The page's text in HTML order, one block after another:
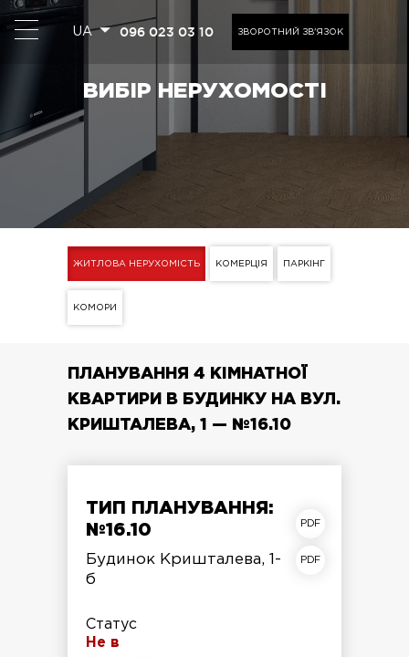
UA 096 023 03 10 ЗВОРОТНИЙ ЗВ'ЯЗОК
ВИБІР НЕРУХОМОСТІ
ЖИТЛОВА НЕРУХОМІСТЬ КОМЕРЦІЯ ПАРКІНГ
КОМОРИ
ПЛАНУВАННЯ 4 КІМНАТНОЇ
КВАРТИРИ В БУДИНКУ НА ВУЛ.
КРИШТАЛЕВА, 1 — №16.10
ТИП ПЛАНУВАННЯ:
№16.10
Будинок Кришталева, 1-
б
Статус
Не в
план квартири
план поверху